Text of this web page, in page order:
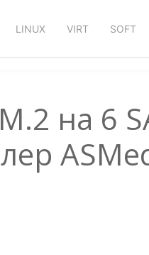
LINUX VIRT SOFT
на 6